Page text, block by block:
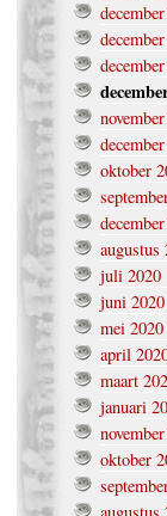
oktober
augustus
juli 2020
juni 2020
mei 2020
april
maart
januari
oktober